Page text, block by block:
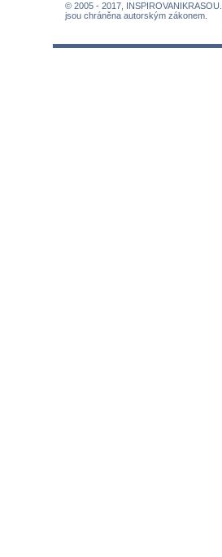
© 2005 - 2017,
jsou chráněna autorským zákonem.